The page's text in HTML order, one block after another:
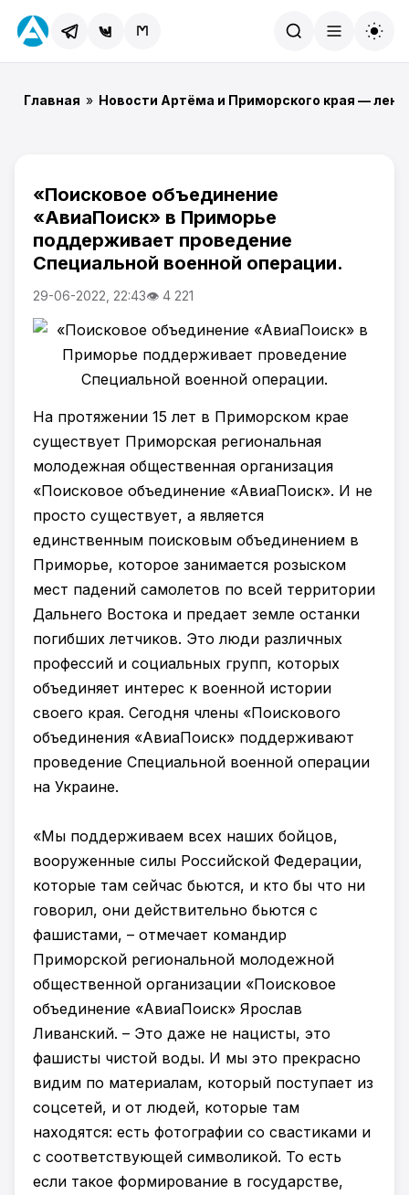
Главная » Новости Артёма и Приморского края —
«Поисковое объединение
«АвиаПоиск» в Приморье
поддерживает проведение
Специальной военной операции.
29-06-2022, 22:43👁 4 221
На протяжении 15 лет в Приморском крае
существует Приморская региональная
молодежная общественная организация
«Поисковое объединение «АвиаПоиск». И не
просто существует, а является
единственным поисковым объединением в
Приморье, которое занимается розыском
мест падений самолетов по всей территории
Дальнего Востока и предает земле останки
погибших летчиков. Это люди различных
профессий и социальных групп, которых
объединяет интерес к военной истории
своего края. Сегодня члены «Поискового
объединения «АвиаПоиск» поддерживают
проведение Специальной военной операции
на Украине.
«Мы поддерживаем всех наших бойцов,
вооруженные силы Российской Федерации,
которые там сейчас бьются, и кто бы что ни
говорил, они действительно бьются с
фашистами, – отмечает командир
Приморской региональной молодежной
общественной организации «Поисковое
объединение «АвиаПоиск» Ярослав
Ливанский. – Это даже не нацисты, это
фашисты чистой воды. И мы это прекрасно
видим по материалам, который поступает из
соцсетей, и от людей, которые там
находятся: есть фотографии со свастиками и
с соответствующей символикой. То есть
если такое формирование в государстве,